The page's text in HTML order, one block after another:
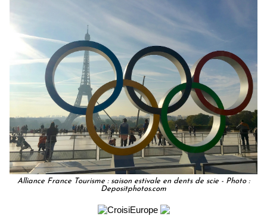
Alliance France Tourisme : saison estivale en dents de scie - Photo :
Depositphotos.com